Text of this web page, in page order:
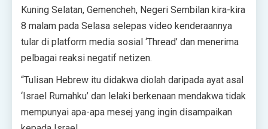
Kuning Selatan, Gemencheh, Negeri Sembilan kira-kira
8 malam pada Selasa selepas video kenderaannya
tular di platform media sosial ‘Thread’ dan menerima
pelbagai reaksi negatif netizen.
“Tulisan Hebrew itu didakwa diolah daripada ayat asal
‘Israel Rumahku’ dan lelaki berkenaan mendakwa tidak
mempunyai apa-apa mesej yang ingin disampaikan